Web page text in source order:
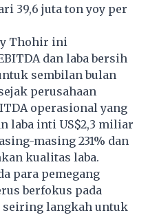
39,6 juta ton yoy per
Thohir ini
dan laba bersih
sembilan bulan
perusahaan
operasional yang
laba inti US$2,3 miliar
masing 231% dan
kualitas laba.
para pemegang
berfokus pada
seiring langkah untuk